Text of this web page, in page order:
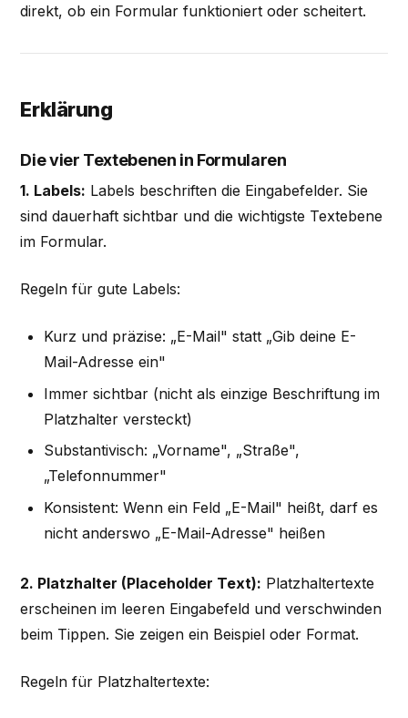
direkt, ob ein Formular funktioniert oder scheitert.
Erklärung
Die vier Textebenen in Formularen
1. Labels: Labels beschriften die Eingabefelder. Sie
sind dauerhaft sichtbar und die wichtigste Textebene
im Formular.
Regeln für gute Labels:
Kurz und präzise: „E-Mail" statt „Gib deine E-
Mail-Adresse ein"
Immer sichtbar (nicht als einzige Beschriftung im
Platzhalter versteckt)
Substantivisch: „Vorname", „Straße",
„Telefonnummer"
Konsistent: Wenn ein Feld „E-Mail" heißt, darf es
nicht anderswo „E-Mail-Adresse" heißen
2. Platzhalter (Placeholder Text): Platzhaltertexte
erscheinen im leeren Eingabefeld und verschwinden
beim Tippen. Sie zeigen ein Beispiel oder Format.
Regeln für Platzhaltertexte: